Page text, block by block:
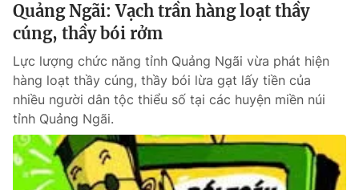
Quảng Ngãi: Vạch trần hàng loạt thầy
cúng, thầy bói rởm
Lực lượng chức năng tỉnh Quảng Ngãi vừa phát hiện
hàng loạt thầy cúng, thầy bói lừa gạt lấy tiền của
nhiều người dân tộc thiểu số tại các huyện miền núi
tỉnh Quảng Ngãi.